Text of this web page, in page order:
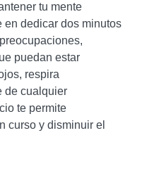
tu mente
en dedicar dos minutos
puedan estar
respira
de cualquier
te permite
curso y disminuir el